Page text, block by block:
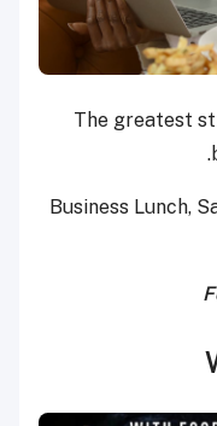
The greatest
Business Lunch,